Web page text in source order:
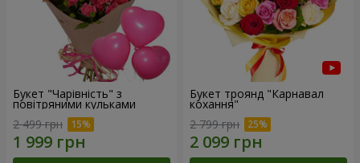
Букет "Чарівність" з
повітряними кульками
2 499 грн
Букет троянд "Карнавал
кохання"
2 799 грн